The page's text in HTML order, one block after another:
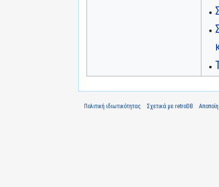
Πολιτική ιδιωτικότητας Σχετικά με retroDB